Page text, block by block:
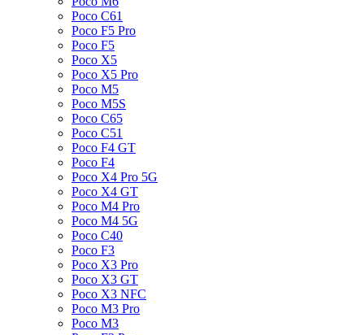
Poco C61
Poco F5 Pro
Poco F5
Poco X5
Poco X5 Pro
Poco M5
Poco M5S
Poco C65
Poco C51
Poco F4 GT
Poco F4
Poco X4 Pro 5G
Poco X4 GT
Poco M4 Pro
Poco M4 5G
Poco C40
Poco F3
Poco X3 Pro
Poco X3 GT
Poco X3 NFC
Poco M3 Pro
Poco M3